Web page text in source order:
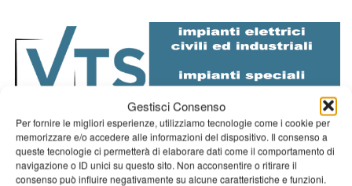
Gestisci Consenso
Per fornire le migliori esperienze, utilizziamo tecnologie come i cookie per
memorizzare e/o accedere alle informazioni del dispositivo. Il consenso a
queste tecnologie ci permetterà di elaborare dati come il comportamento di
navigazione o ID unici su questo sito. Non acconsentire o ritirare il
consenso può influire negativamente su alcune caratteristiche e funzioni.
Diretta NoiTv